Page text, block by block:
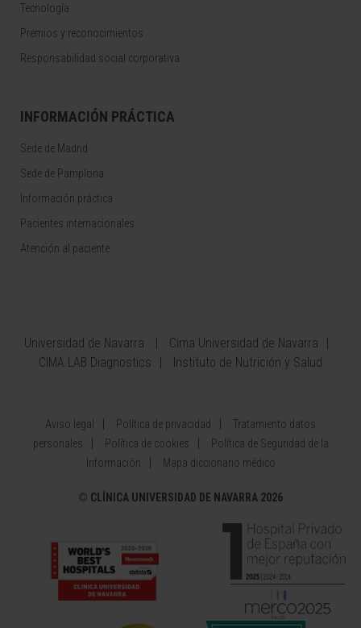
Tecnología
Premios y reconocimientos
Responsabilidad social corporativa
INFORMACIÓN PRÁCTICA
Sede de Madrid
Sede de Pamplona
Información práctica
Pacientes internacionales
Atención al paciente
Universidad de Navarra
Cima Universidad de Navarra
CIMA LAB Diagnostics
Instituto de Nutrición y Salud
Aviso legal Política de privacidad
Tratamiento datos
personales
Política de cookies
Política de Seguridad de la
Información
Mapa diccionario médico
© CLÍNICA UNIVERSIDAD DE NAVARRA 2026